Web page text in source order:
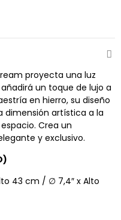
proyecta una luz
un toque de lujo a
en hierro, su diseño
dimensión artística a la
Crea un
y exclusivo.
43 cm / ∅ 7,4″ x Alto